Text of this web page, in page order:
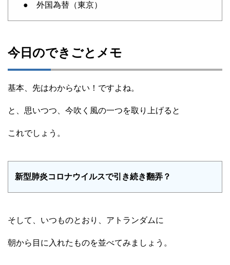
● 外国為替（東京）
今日のできごとメモ
基本、先はわからない！ですよね。
と、思いつつ、今吹く風の一つを取り上げると
これでしょう。
新型肺炎コロナウイルスで引き続き翻弄？
そして、いつものとおり、アトランダムに
朝から目に入れたものを並べてみましょう。